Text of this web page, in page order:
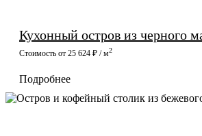
Кухонный остров из черного
Стоимость от 25 624 ₽ / м2
Подробнее